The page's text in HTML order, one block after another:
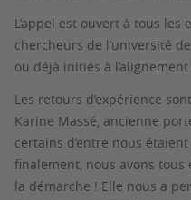
L’appel est ouvert à tous
chercheurs de l’université
ou déjà initiés à
Les retours d’expérience
Karine Massé, ancienne
certains d’entre nous
finalement, nous avons tous
la démarche ! Elle nous a